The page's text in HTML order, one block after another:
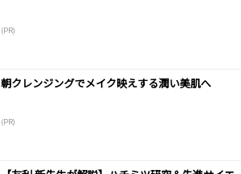
(PR)
朝クレンジングでメイク映えする潤い美肌へ
(PR)